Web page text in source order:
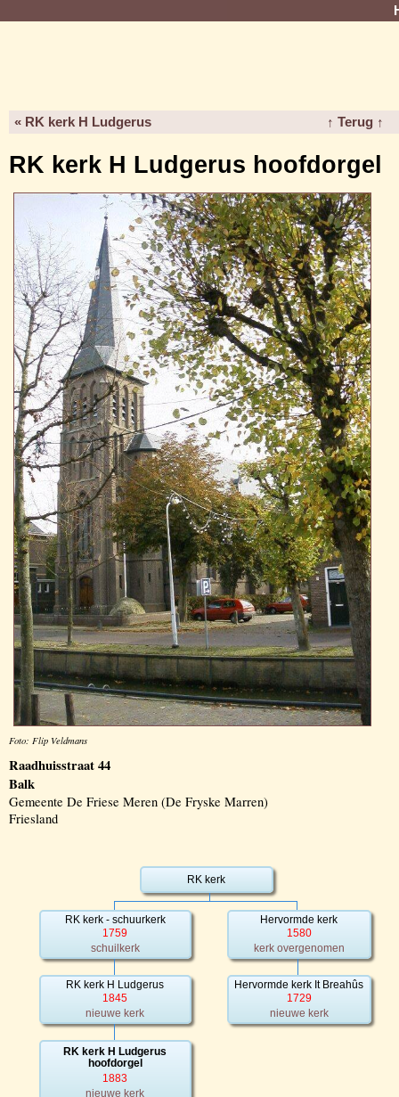
« RK kerk H Ludgerus ↑ Terug ↑
RK kerk H Ludgerus hoofdorgel
Foto: Flip Veldmans
Raadhuisstraat 44
Balk
Gemeente De Friese Meren (De Fryske Marren)
Friesland
RK kerk
RK kerk - schuurkerk
1759
schuilkerk
Hervormde kerk
1580
kerk overgenomen
RK kerk H Ludgerus
1845
nieuwe kerk
Hervormde kerk It Breahûs
1729
nieuwe kerk
RK kerk H Ludgerus
hoofdorgel
1883
nieuwe kerk